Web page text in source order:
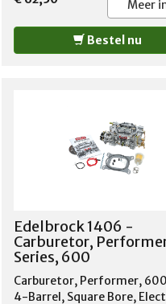
Meer
Bestel nu
Edelbrock 1406 -
Carburetor,
Series, 600
Carburetor, Performer,
4-Barrel, Square Bore,